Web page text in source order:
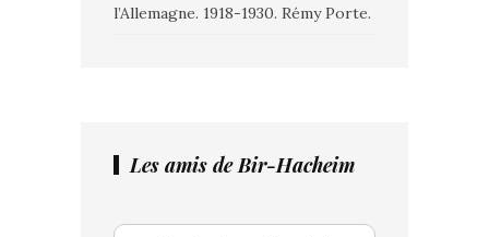
l’Allemagne. 1918-1930. Rémy Porte.
Les amis de Bir-Hacheim